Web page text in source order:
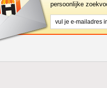
persoonlijke